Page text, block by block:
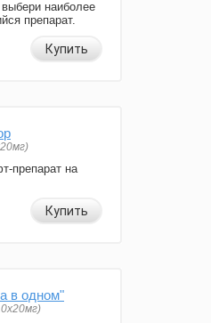
наиболее
препарат.
Купить
препарат на
Купить
в одном"